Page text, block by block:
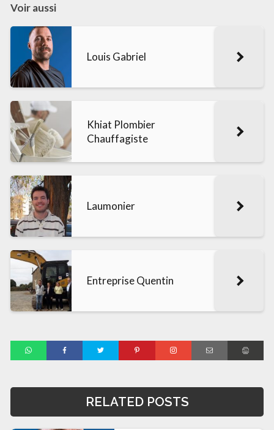
Voir aussi
Louis Gabriel
Khiat Plombier
Chauffagiste
Laumonier
Entreprise Quentin
RELATED POSTS